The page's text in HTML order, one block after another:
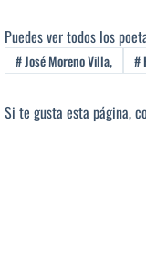
Puedes ver todos los
#José Moreno Villa, #
Si te gusta esta página,